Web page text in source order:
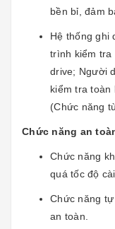
bền bỉ, đảm
Hệ thống ghi
trình kiểm tra
drive; Người
kiểm tra
(Chức năng
Chức năng an
Chức năng
quá tốc độ
Chức năng
an toàn.